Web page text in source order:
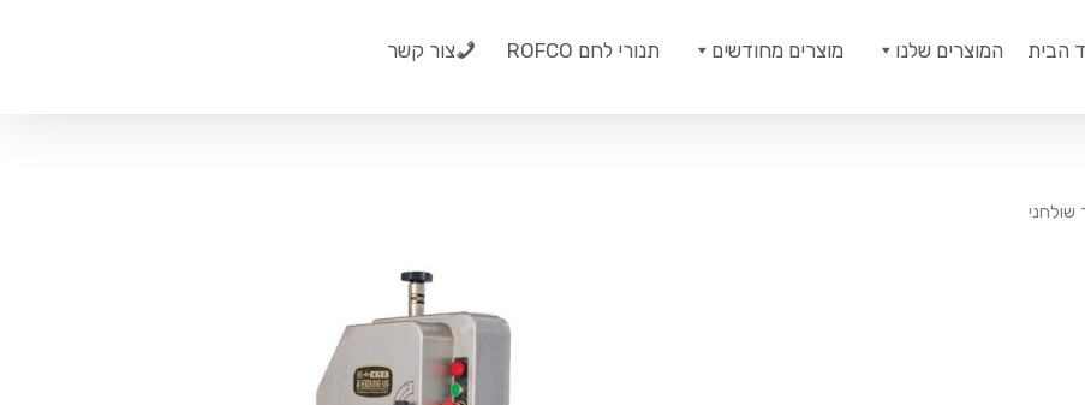
הבית המוצרים שלנו מוצרים מחודשים תנורי לחם ROFCO צור קשר